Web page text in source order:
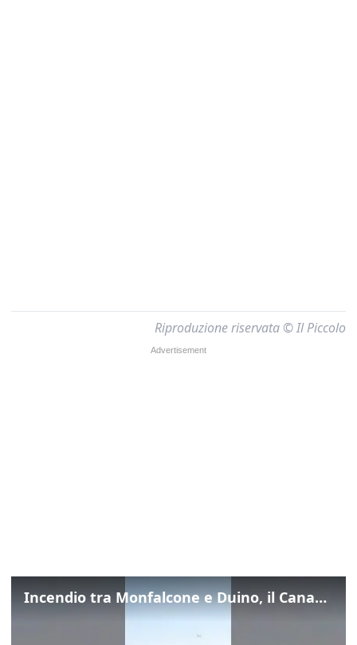
Riproduzione riservata © Il Piccolo
Incendio tra Monfalcone e Duino, il Canadair in azione per fermare le fiamme sul fronte dell’A4